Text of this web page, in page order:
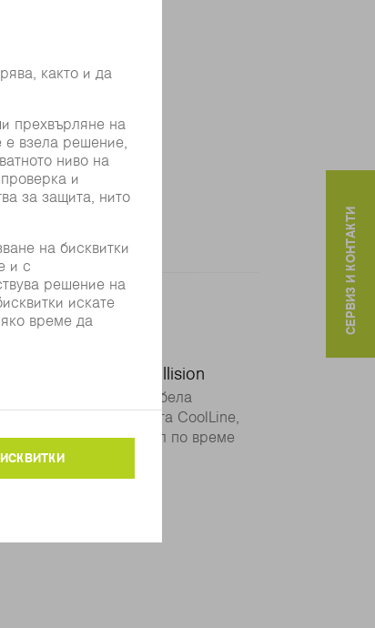
и тесни контури в дебела
е възможно с функцията CoolLine,
на Вашия детайл по време
Smart Collision
СЕРВИЗ И КОНТАКТИ